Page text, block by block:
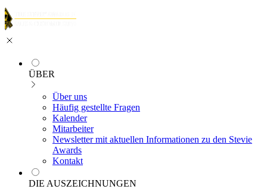
ÜBER
Über uns
Häufig gestellte Fragen
Kalender
Mitarbeiter
Newsletter mit aktuellen Informationen zu den Stevie
Awards
Kontakt
DIE AUSZEICHNUNGEN